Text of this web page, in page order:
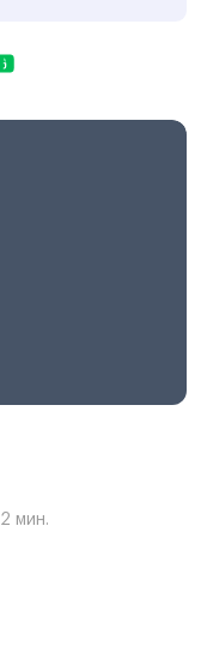
2 мин.